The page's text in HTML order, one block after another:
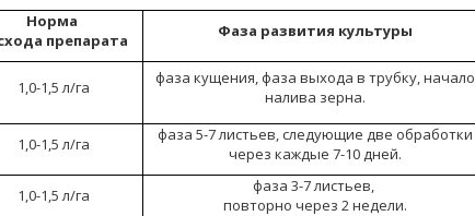
Норма
препарата
Фаза развития культуры
1,0-1,5 л/га
фаза кущения, фаза выхода в трубку, начало
налива зерна.
1,0-1,5 л/га
фаза 5-7 листьев, следующие две обработки
через каждые 7-10 дней.
1,0-1,5 л/га
фаза 3-7 листьев,
повторно через 2 недели.